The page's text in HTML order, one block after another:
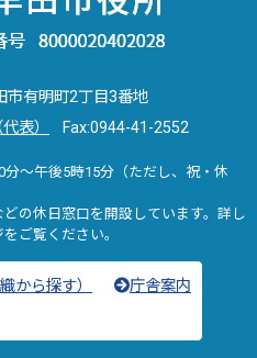
有明町2丁目3番地
表） Fax:0944-41-2552
分～午後5時15分（ただし、祝・休
の休日窓口を開設しています。詳し
ご覧ください。
から探す）
庁舎案内